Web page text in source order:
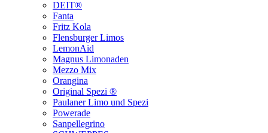
DEIT®
Fanta
Fritz Kola
Flensburger Limos
LemonAid
Magnus Limonaden
Mezzo Mix
Orangina
Original Spezi ®
Paulaner Limo und Spezi
Powerade
Sanpellegrino